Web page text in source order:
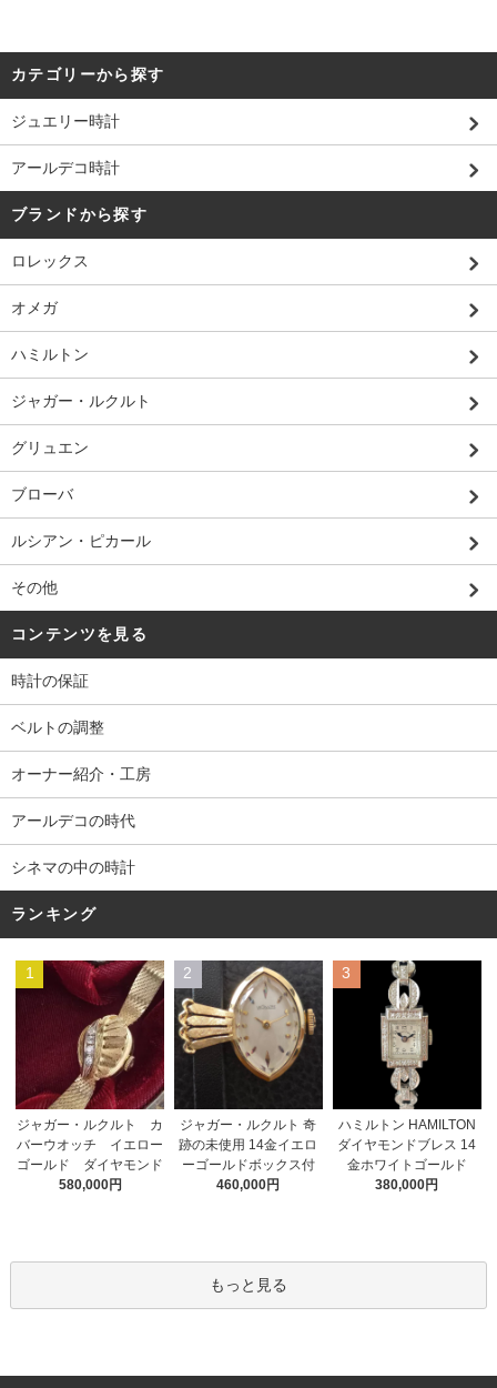
カテゴリーから探す
ジュエリー時計
アールデコ時計
ブランドから探す
ロレックス
オメガ
ハミルトン
ジャガー・ルクルト
グリュエン
ブローバ
ルシアン・ピカール
その他
コンテンツを見る
時計の保証
ベルトの調整
オーナー紹介・工房
アールデコの時代
シネマの中の時計
ランキング
1
ジャガー・ルクルト カ
バーウオッチ イエロー
ゴールド ダイヤモンド
580,000円
2
ジャガー・ルクルト 奇
跡の未使用 14金イエロ
ーゴールドボックス付
460,000円
3
ハミルトン HAMILTON
ダイヤモンドブレス 14
金ホワイトゴールド
380,000円
もっと見る